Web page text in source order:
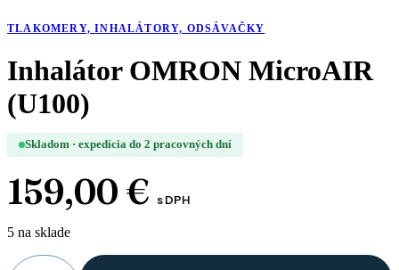
TLAKOMERY, INHALÁTORY, ODSÁVAČKY
Inhalátor OMRON MicroAIR
(U100)
Skladom · expedícia do 2 pracovných dní
159,00 € s DPH
5 na sklade